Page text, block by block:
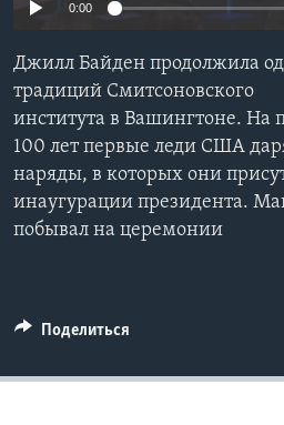
0:00
Джилл Байден продолжила
традиций Смитсоновского
института в Вашингтоне. На
100 лет первые леди США
наряды, в которых они
инаугурации президента.
побывал на церемонии
Поделиться